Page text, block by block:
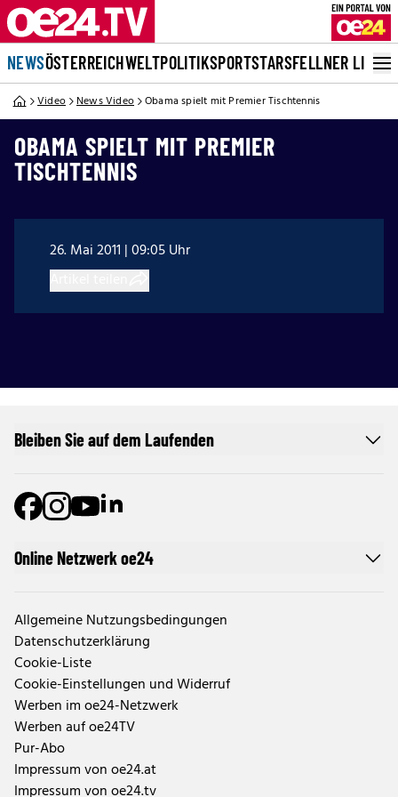
NEWSÖSTERREICHWELTPOLITIKSPORTSTARSFELLNER LIVE
Video News Video Obama spielt mit Premier Tischtennis
OBAMA SPIELT MIT PREMIER
TISCHTENNIS
26. Mai 2011 | 09:05 Uhr
Online Netzwerk oe24
Allgemeine Nutzungsbedingungen
Datenschutzerklärung
Cookie-Liste
Cookie-Einstellungen und Widerruf
Werben im oe24-Netzwerk
Werben auf oe24TV
Pur-Abo
Impressum von oe24.at
Impressum von oe24.tv
Bleiben Sie auf dem Laufenden